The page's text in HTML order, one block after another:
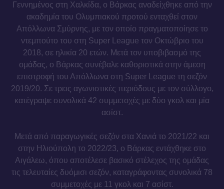
Γεννημένος στη Χαλκίδα, o Βάρκας αναδείχθηκε από την
ακαδημία του Ολυμπιακού προτού ενταχθεί στον
Απόλλωνα Σμύρνης, με τον οποίο πραγματοποίησε το
ντεμπούτο του στη Super League τον Οκτώβριο του
2018, σε ηλικία 20 ετών. Μετά τον υποβιβασμό της
ομάδας, ο Βάρκας συνέβαλε καθοριστικά στην άμεση
επιστροφή του Απόλλωνα στη Super League τη σεζόν
2019/20. Σε τρεις αγωνιστικές περιόδους με τον σύλλογο,
κατέγραψε συνολικά 42 συμμετοχές με δύο γκολ και μία
ασίστ.
Μετά από παραγωγικές σεζόν στα Χανιά το 2021/22 και
στην Ηλιούπολη το 2022/23, ο Βάρκας εντάχθηκε στο
Αιγάλεω, όπου αποτέλεσε βασικό στέλεχος της ομάδας
τις τελευταίες δυόμισι σεζόν, καταγράφοντας συνολικά 78
συμμετοχές με 11 γκολ και 7 ασίστ.